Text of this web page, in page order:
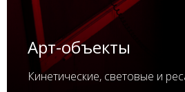
Арт-объекты
Кинетические, световые и